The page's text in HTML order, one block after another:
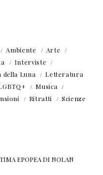
Ambiente
Arte
Interviste
della Luna
Letteratura
Musica
Ritratti
Scienze
EPOPEA DI NOLAN